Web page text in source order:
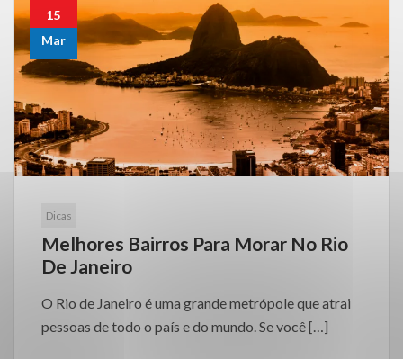
15
Mar
Dicas
Melhores Bairros Para Morar No Rio
De Janeiro
O Rio de Janeiro é uma grande metrópole que atrai
pessoas de todo o país e do mundo. Se você […]